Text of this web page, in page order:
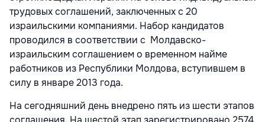
трудовых соглашений, заключенных с 20
израильскими компаниями. Набор кандидатов
проводился в соответствии с Молдавско-
израильским соглашением о временном найме
работников из Республики Молдова, вступившем в
силу в январе 2013 года.
На сегодняшний день внедрено пять из шести этапов